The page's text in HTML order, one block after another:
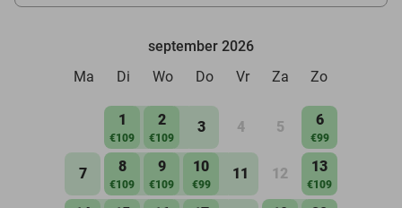
september 2026
Ma
Di Wo Do Vr Za Zo
1
€109
2
€109
3 4 5 6
€99
7 8
€109
9
€109
10
€99
11 12 13
€109